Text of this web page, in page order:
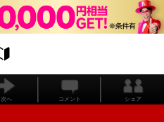
次へ コメント シェア